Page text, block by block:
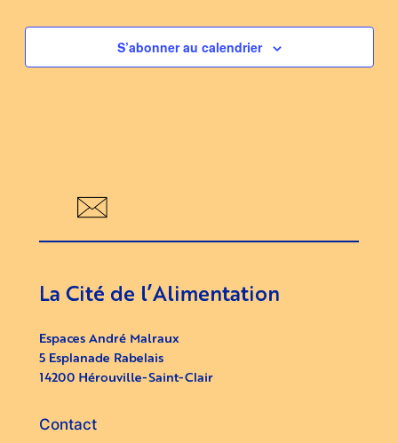
S’abonner au calendrier
La Cité de l’Alimentation
Espaces André Malraux
5 Esplanade Rabelais
14200 Hérouville-Saint-Clair
Contact